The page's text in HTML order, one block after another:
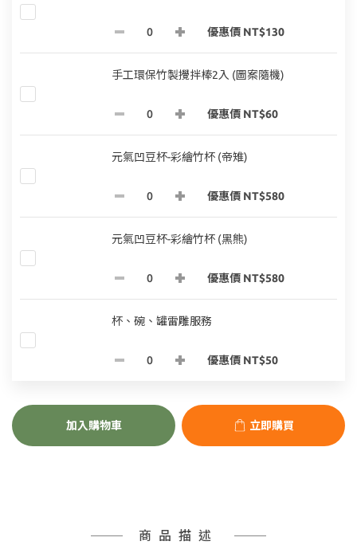
優惠價 NT$130
手工環保竹製攪拌棒2入 (圖案隨機)
優惠價 NT$60
元氣凹豆杯-彩繪竹杯 (帝雉)
優惠價 NT$580
元氣凹豆杯-彩繪竹杯 (黑熊)
優惠價 NT$580
杯、碗、罐雷雕服務
優惠價 NT$50
加入購物車 立即購買
商品描述